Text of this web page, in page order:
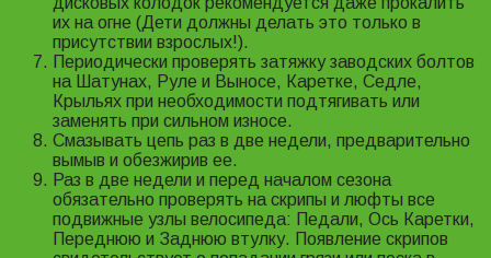
их на огне (Дети должны делать это только в
присутствии взрослых!).
Периодически проверять затяжку заводских болтов
на Шатунах, Руле и Выносе, Каретке, Седле,
Крыльях при необходимости подтягивать или
заменять при сильном износе.
Смазывать цепь раз в две недели, предварительно
вымыв и обезжирив ее.
Раз в две недели и перед началом сезона
обязательно проверять на скрипы и люфты все
подвижные узлы велосипеда: Педали, Ось Каретки,
Переднюю и Заднюю втулку. Появление скрипов